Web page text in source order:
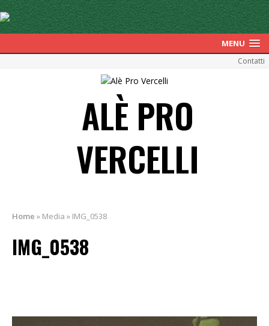
MENU
Contatti
ALÈ PRO
VERCELLI
Home » Media » IMG_0538
IMG_0538